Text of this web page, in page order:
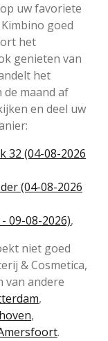
uw favoriete
goed
het
genieten van
het
maand af
en deel uw
32 (04-08-2026
(04-08-2026
09-08-2026),
niet goed
& Cosmetica,
van andere
,
,
.